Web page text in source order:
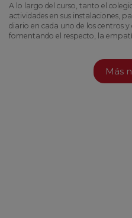
A lo largo del curso, tanto el
actividades en sus instalaciones,
diario en cada uno de los centros
fomentando el respecto, la
Más